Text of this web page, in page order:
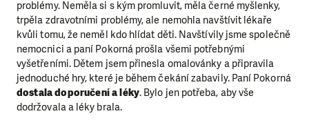
problémy. Neměla si s kým promluvit, měla černé myšlenky,
trpěla zdravotními problémy, ale nemohla navštívit lékaře
kvůli tomu, že neměl kdo hlídat děti. Navštívily jsme společně
nemocnici a paní Pokorná prošla všemi potřebnými
vyšetřeními. Dětem jsem přinesla omalovánky a připravila
jednoduché hry, které je během čekání zabavily. Paní Pokorná
dostala doporučení a léky. Bylo jen potřeba, aby vše
dodržovala a léky brala.